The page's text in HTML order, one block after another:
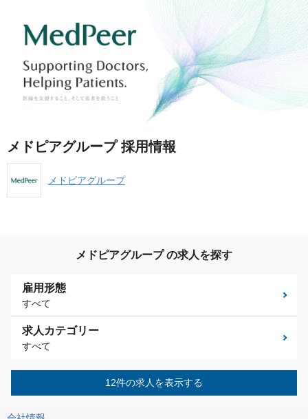
メドピアグループ 採用情報
メドピアグループ
メドピアグループ の求人を探す
雇用形態
すべて
求人カテゴリー
すべて
12件の求人を表示する